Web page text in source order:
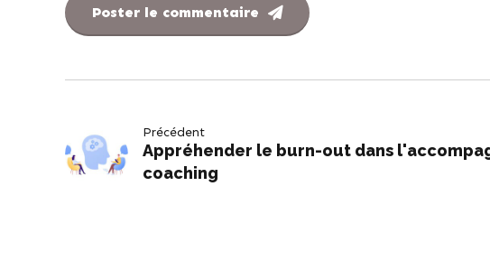
Poster le commentaire
Précédent
Appréhender le burn-out dans
coaching